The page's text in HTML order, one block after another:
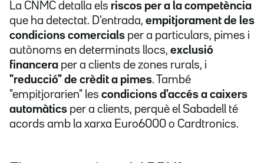
La CNMC detalla els riscos per a la competència
que ha detectat. D'entrada, empitjorament de les
condicions comercials per a particulars, pimes i
autònoms en determinats llocs, exclusió
financera per a clients de zones rurals, i
"reducció" de crèdit a pimes. També
"empitjorarien" les condicions d'accés a caixers
automàtics per a clients, perquè el Sabadell té
acords amb la xarxa Euro6000 o Cardtronics.